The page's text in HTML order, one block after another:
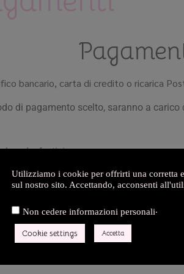
bancario, carta di credito o ricarica
di pagamento scelto, saranno a carico
end e festivi.
improprio di carte/conti bancari
se come pagamento viene selezionato
sostenute per la ricarica.
il diritto di non spedire la merce
Utilizziamo i cookie per offrirti una corretta
sul nostro sito. Accettando, acconsenti
Non cedere informazioni personali.
Cookie settings Accetta